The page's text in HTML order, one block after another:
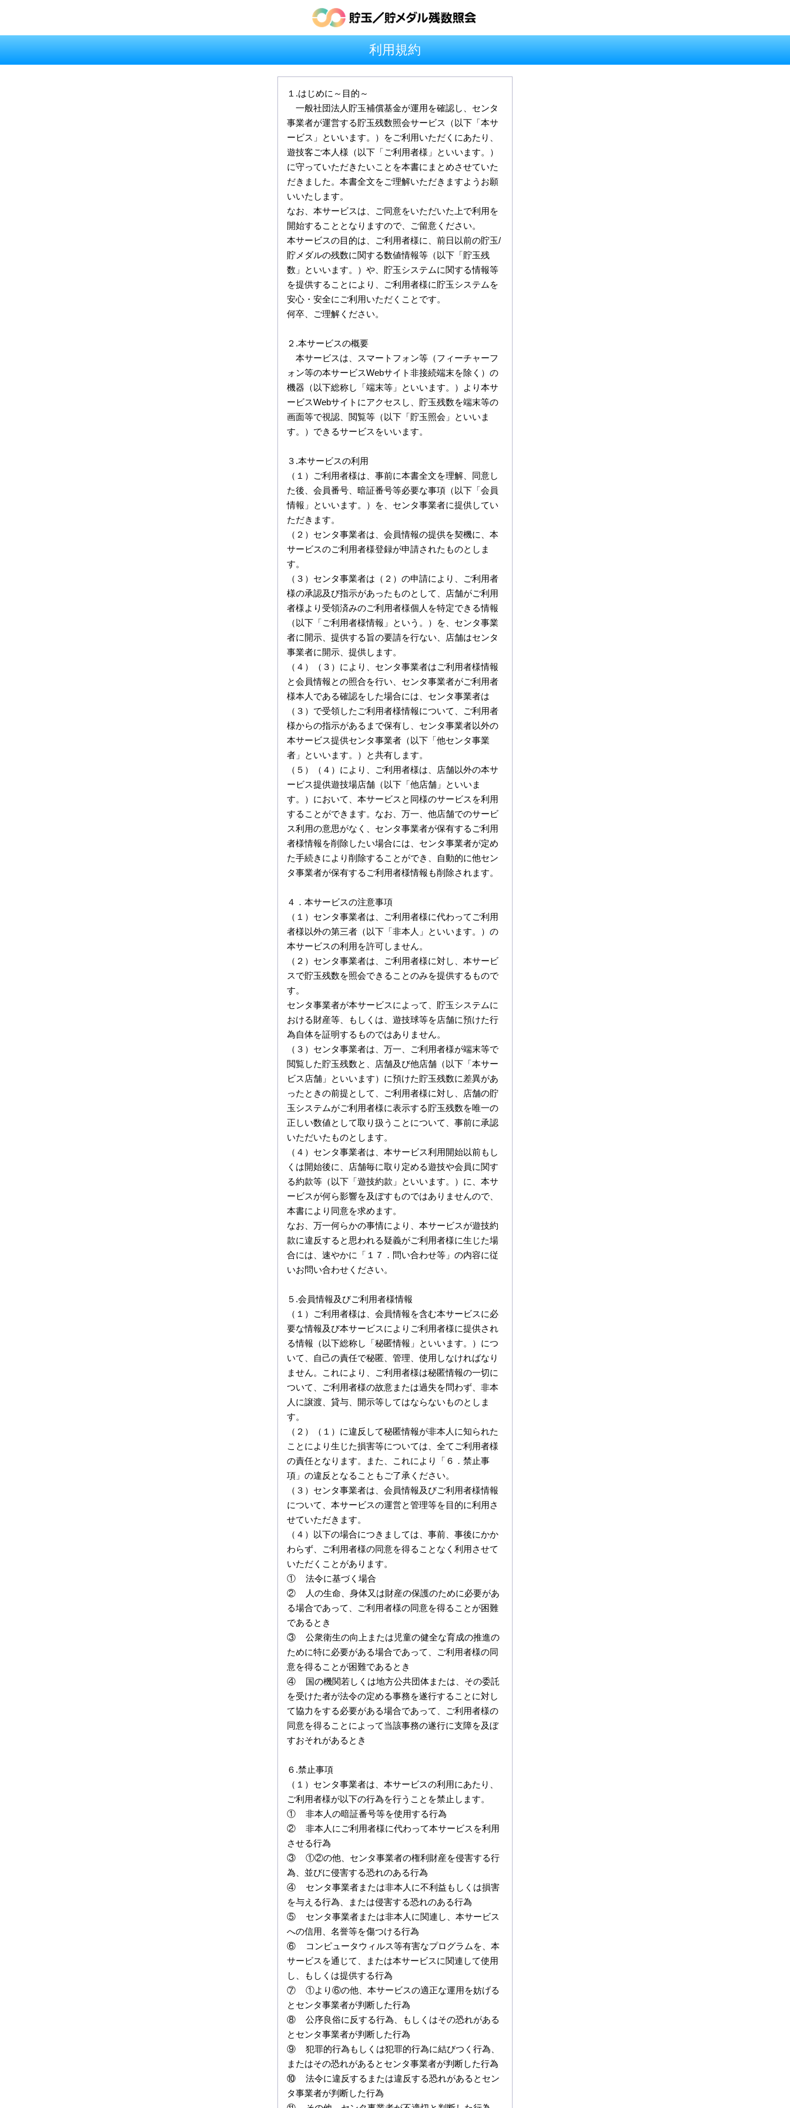
利用規約
１.はじめに～目的～
一般社団法人貯玉補償基金が運用を確認し、センタ
事業者が運営する貯玉残数照会サービス（以下「本サ
ービス」といいます。）をご利用いただくにあたり、
遊技客ご本人様（以下「ご利用者様」といいます。）
に守っていただきたいことを本書にまとめさせていた
だきました。本書全文をご理解いただきますようお願
いいたします。
なお、本サービスは、ご同意をいただいた上で利用を
開始することとなりますので、ご留意ください。
本サービスの目的は、ご利用者様に、前日以前の貯玉/
貯メダルの残数に関する数値情報等（以下「貯玉残
数」といいます。）や、貯玉システムに関する情報等
を提供することにより、ご利用者様に貯玉システムを
安心・安全にご利用いただくことです。
何卒、ご理解ください。
２.本サービスの概要
本サービスは、スマートフォン等（フィーチャーフ
ォン等の本サービスWebサイト非接続端末を除く）の
機器（以下総称し「端末等」といいます。）より本サ
ービスWebサイトにアクセスし、貯玉残数を端末等の
画面等で視認、閲覧等（以下「貯玉照会」といいま
す。）できるサービスをいいます。
３.本サービスの利用
（１）ご利用者様は、事前に本書全文を理解、同意し
た後、会員番号、暗証番号等必要な事項（以下「会員
情報」といいます。）を、センタ事業者に提供してい
ただきます。
（２）センタ事業者は、会員情報の提供を契機に、本
サービスのご利用者様登録が申請されたものとしま
す。
（３）センタ事業者は（２）の申請により、ご利用者
様の承認及び指示があったものとして、店舗がご利用
者様より受領済みのご利用者様個人を特定できる情報
（以下「ご利用者様情報」という。）を、センタ事業
者に開示、提供する旨の要請を行ない、店舗はセンタ
事業者に開示、提供します。
（４）（３）により、センタ事業者はご利用者様情報
と会員情報との照合を行い、センタ事業者がご利用者
様本人である確認をした場合には、センタ事業者は
（３）で受領したご利用者様情報について、ご利用者
様からの指示があるまで保有し、センタ事業者以外の
本サービス提供センタ事業者（以下「他センタ事業
者」といいます。）と共有します。
（５）（４）により、ご利用者様は、店舗以外の本サ
ービス提供遊技場店舗（以下「他店舗」といいま
す。）において、本サービスと同様のサービスを利用
することができます。なお、万一、他店舗でのサービ
ス利用の意思がなく、センタ事業者が保有するご利用
者様情報を削除したい場合には、センタ事業者が定め
た手続きにより削除することができ、自動的に他セン
タ事業者が保有するご利用者様情報も削除されます。
４．本サービスの注意事項
（１）センタ事業者は、ご利用者様に代わってご利用
者様以外の第三者（以下「非本人」といいます。）の
本サービスの利用を許可しません。
（２）センタ事業者は、ご利用者様に対し、本サービ
スで貯玉残数を照会できることのみを提供するもので
す。
センタ事業者が本サービスによって、貯玉システムに
おける財産等、もしくは、遊技球等を店舗に預けた行
為自体を証明するものではありません。
（３）センタ事業者は、万一、ご利用者様が端末等で
閲覧した貯玉残数と、店舗及び他店舗（以下「本サー
ビス店舗」といいます）に預けた貯玉残数に差異があ
ったときの前提として、ご利用者様に対し、店舗の貯
玉システムがご利用者様に表示する貯玉残数を唯一の
正しい数値として取り扱うことについて、事前に承認
いただいたものとします。
（４）センタ事業者は、本サービス利用開始以前もし
くは開始後に、店舗毎に取り定める遊技や会員に関す
る約款等（以下「遊技約款」といいます。）に、本サ
ービスが何ら影響を及ぼすものではありませんので、
本書により同意を求めます。
なお、万一何らかの事情により、本サービスが遊技約
款に違反すると思われる疑義がご利用者様に生じた場
合には、速やかに「１７．問い合わせ等」の内容に従
いお問い合わせください。
５.会員情報及びご利用者様情報
（１）ご利用者様は、会員情報を含む本サービスに必
要な情報及び本サービスによりご利用者様に提供され
る情報（以下総称し「秘匿情報」といいます。）につ
いて、自己の責任で秘匿、管理、使用しなければなり
ません。これにより、ご利用者様は秘匿情報の一切に
ついて、ご利用者様の故意または過失を問わず、非本
人に譲渡、貸与、開示等してはならないものとしま
す。
（２）（１）に違反して秘匿情報が非本人に知られた
ことにより生じた損害等については、全てご利用者様
の責任となります。また、これにより「６．禁止事
項」の違反となることもご了承ください。
（３）センタ事業者は、会員情報及びご利用者様情報
について、本サービスの運営と管理等を目的に利用さ
せていただきます。
（４）以下の場合につきましては、事前、事後にかか
わらず、ご利用者様の同意を得ることなく利用させて
いただくことがあります。
①	法令に基づく場合
②	人の生命、身体又は財産の保護のために必要があ
る場合であって、ご利用者様の同意を得ることが困難
であるとき
③	公衆衛生の向上または児童の健全な育成の推進の
ために特に必要がある場合であって、ご利用者様の同
意を得ることが困難であるとき
④	国の機関若しくは地方公共団体または、その委託
を受けた者が法令の定める事務を遂行することに対し
て協力をする必要がある場合であって、ご利用者様の
同意を得ることによって当該事務の遂行に支障を及ぼ
すおそれがあるとき
６.禁止事項
（１）センタ事業者は、本サービスの利用にあたり、
ご利用者様が以下の行為を行うことを禁止します。
①	非本人の暗証番号等を使用する行為
②	非本人にご利用者様に代わって本サービスを利用
させる行為
③	①②の他、センタ事業者の権利財産を侵害する行
為、並びに侵害する恐れのある行為
④	センタ事業者または非本人に不利益もしくは損害
を与える行為、または侵害する恐れのある行為
⑤	センタ事業者または非本人に関連し、本サービス
への信用、名誉等を傷つける行為
⑥	コンピュータウィルス等有害なプログラムを、本
サービスを通じて、または本サービスに関連して使用
し、もしくは提供する行為
⑦	①より⑥の他、本サービスの適正な運用を妨げる
とセンタ事業者が判断した行為
⑧	公序良俗に反する行為、もしくはその恐れがある
とセンタ事業者が判断した行為
⑨	犯罪的行為もしくは犯罪的行為に結びつく行為、
またはその恐れがあるとセンタ事業者が判断した行為
⑩	法令に違反するまたは違反する恐れがあるとセン
タ事業者が判断した行為